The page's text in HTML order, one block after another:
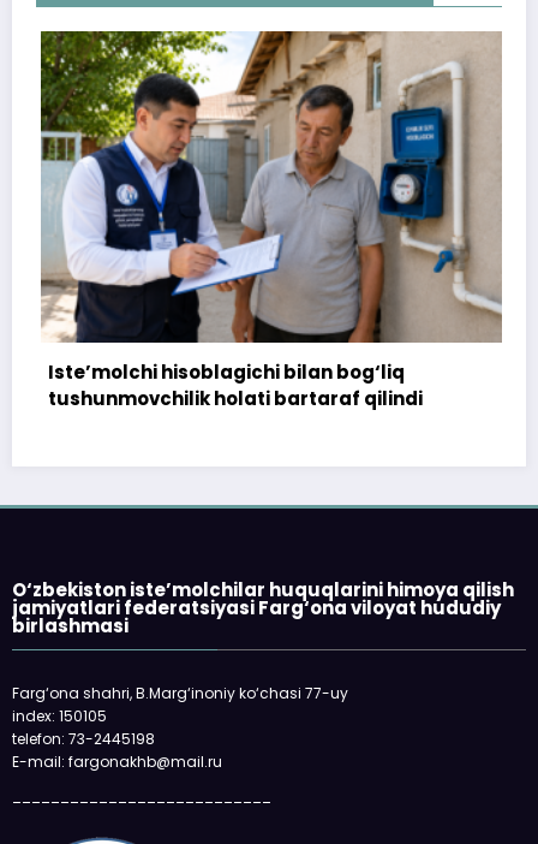
hisoblagichi bilan bog‘liq
holati bartaraf qilindi
O‘zbekiston iste’molchilar huquqlarini himoya qilish
jamiyatlari federatsiyasi Farg‘ona viloyat hududiy
birlashmasi
Farg‘ona shahri, B.Marg‘inoniy ko‘chasi 77-uy
index: 150105
telefon: 73-2445198
E-mail: fargonakhb@mail.ru